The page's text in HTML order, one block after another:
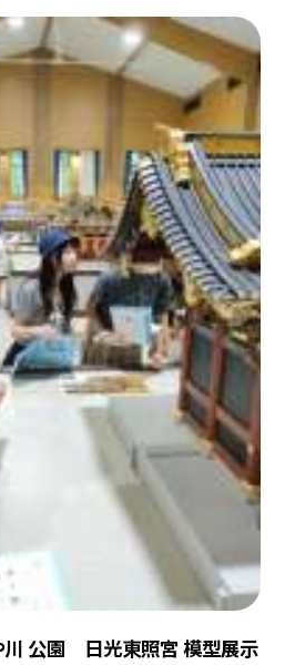
川 公園 日光東照宮 模型展示